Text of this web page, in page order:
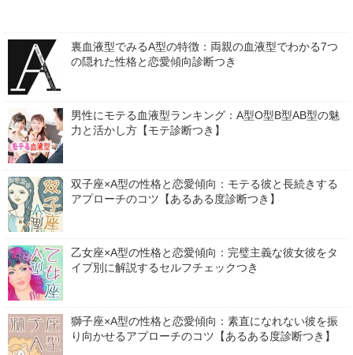
裏血液型でみるA型の特徴：両親の血液型でわかる7つ
の隠れた性格と恋愛傾向診断つき
男性にモテる血液型ランキング：A型O型B型AB型の魅
力と活かし方【モテ診断つき】
双子座×A型の性格と恋愛傾向：モテる彼と長続きする
アプローチのコツ【あるある度診断つき】
乙女座×A型の性格と恋愛傾向：完璧主義な彼女彼をタ
イプ別に解説するセルフチェックつき
獅子座×A型の性格と恋愛傾向：素直になれない彼を振
り向かせるアプローチのコツ【あるある度診断つき】